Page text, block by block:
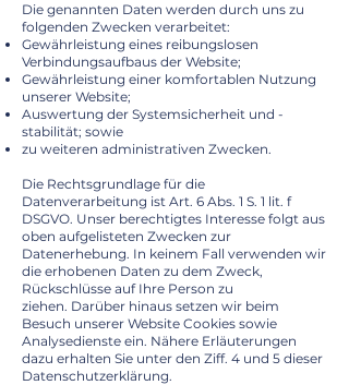
Die genannten Daten werden durch uns zu
folgenden Zwecken verarbeitet:
Gewährleistung eines reibungslosen
Verbindungsaufbaus der Website;
Gewährleistung einer komfortablen Nutzung
unserer Website;
Auswertung der Systemsicherheit und -
stabilität; sowie
zu weiteren administrativen Zwecken.
Die Rechtsgrundlage für die
Datenverarbeitung ist Art. 6 Abs. 1 S. 1 lit. f
DSGVO. Unser berechtigtes Interesse folgt aus
oben aufgelisteten Zwecken zur
Datenerhebung. In keinem Fall verwenden wir
die erhobenen Daten zu dem Zweck,
Rückschlüsse auf Ihre Person zu
ziehen. Darüber hinaus setzen wir beim
Besuch unserer Website Cookies sowie
Analysedienste ein. Nähere Erläuterungen
dazu erhalten Sie unter den Ziff. 4 und 5 dieser
Datenschutzerklärung.